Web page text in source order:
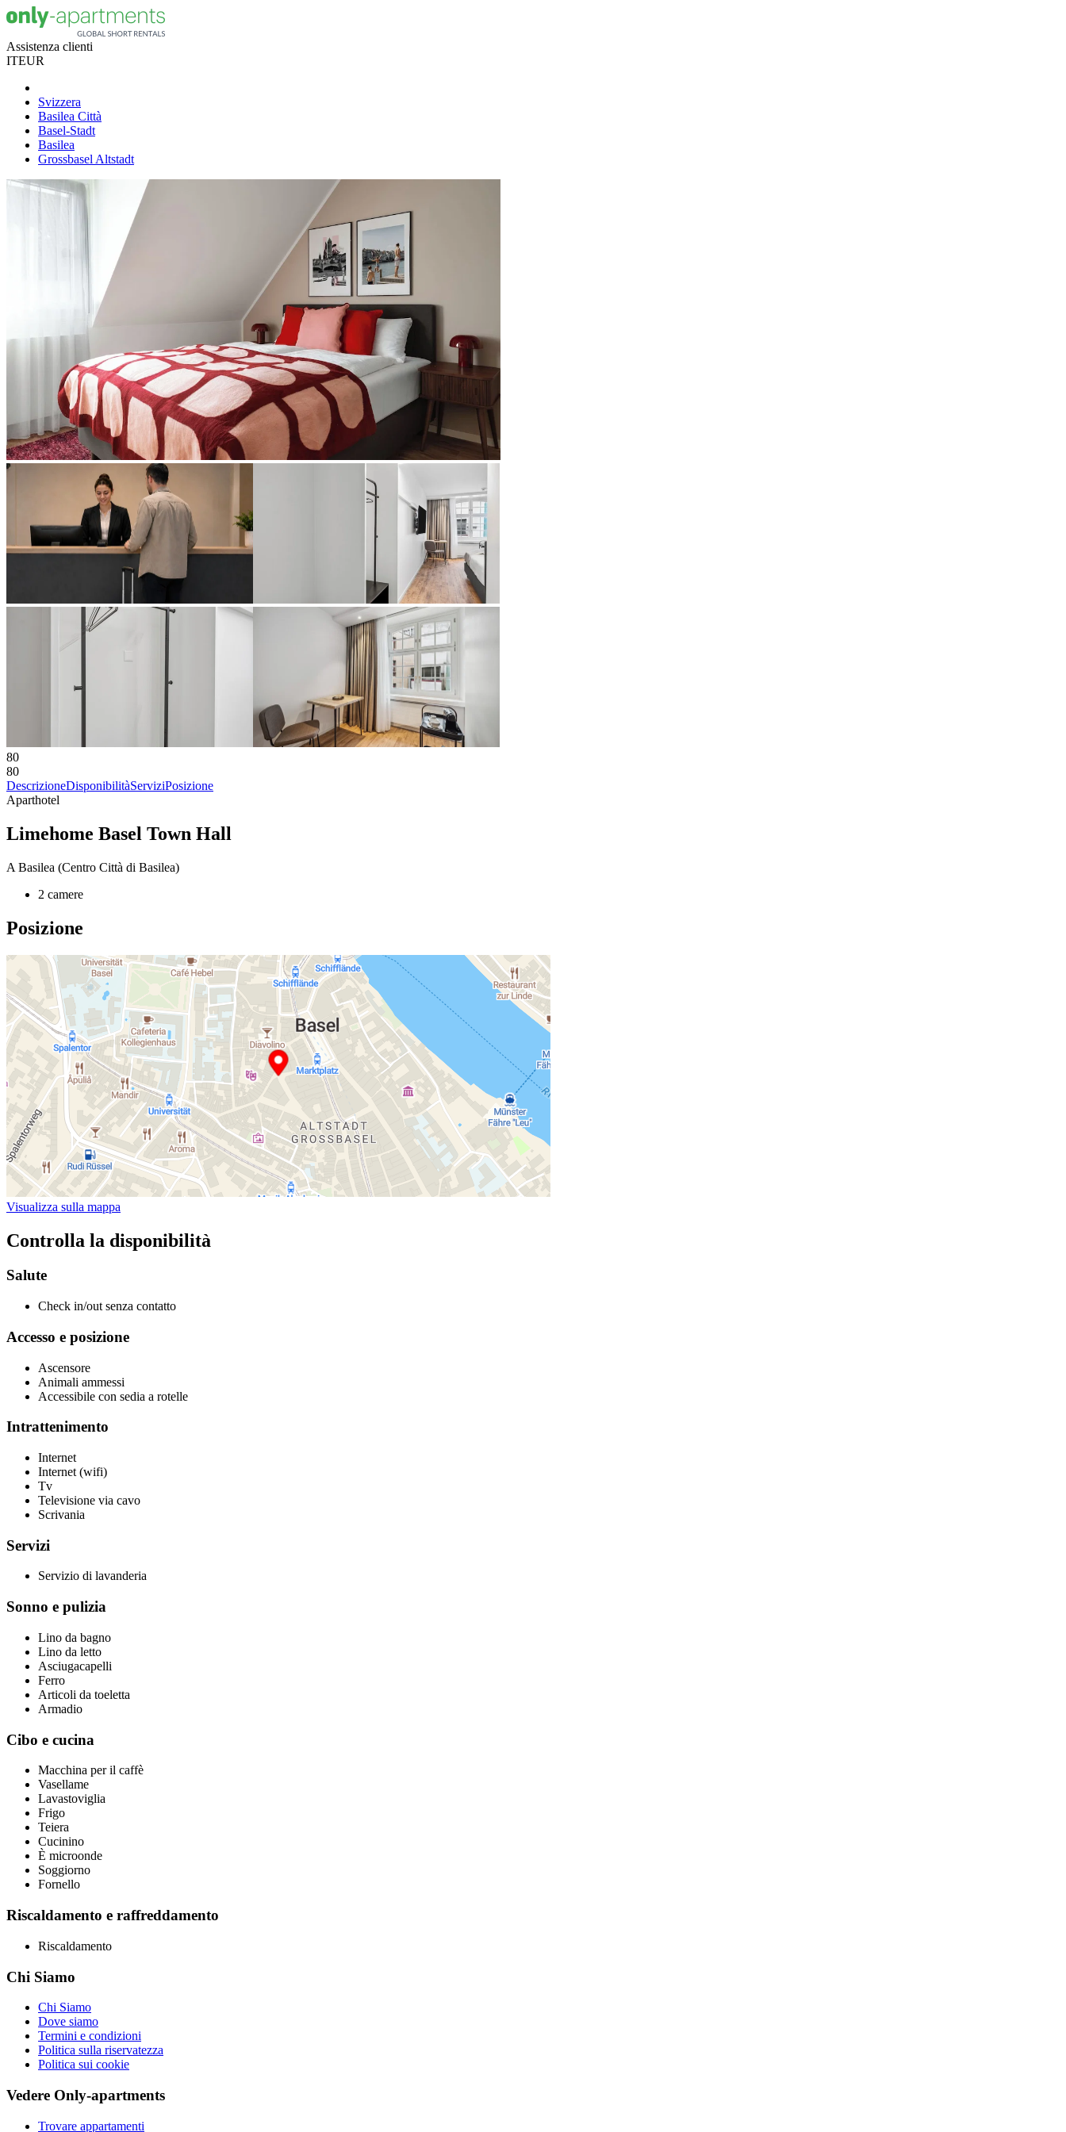
Assistenza clienti
ITEUR
Svizzera
Basilea Città
Basel-Stadt
Basilea
Grossbasel Altstadt
80
80
DescrizioneDisponibilitàServiziPosizione
Aparthotel
Limehome Basel Town Hall
A Basilea (Centro Città di Basilea)
2 camere
Posizione
Visualizza sulla mappa
Controlla la disponibilità
Salute
Check in/out senza contatto
Accesso e posizione
Ascensore
Animali ammessi
Accessibile con sedia a rotelle
Intrattenimento
Internet
Internet (wifi)
Tv
Televisione via cavo
Scrivania
Servizi
Servizio di lavanderia
Sonno e pulizia
Lino da bagno
Lino da letto
Asciugacapelli
Ferro
Articoli da toeletta
Armadio
Cibo e cucina
Macchina per il caffè
Vasellame
Lavastoviglia
Frigo
Teiera
Cucinino
È microonde
Soggiorno
Fornello
Riscaldamento e raffreddamento
Riscaldamento
Chi Siamo
Chi Siamo
Dove siamo
Termini e condizioni
Politica sulla riservatezza
Politica sui cookie
Vedere Only-apartments
Trovare appartamenti